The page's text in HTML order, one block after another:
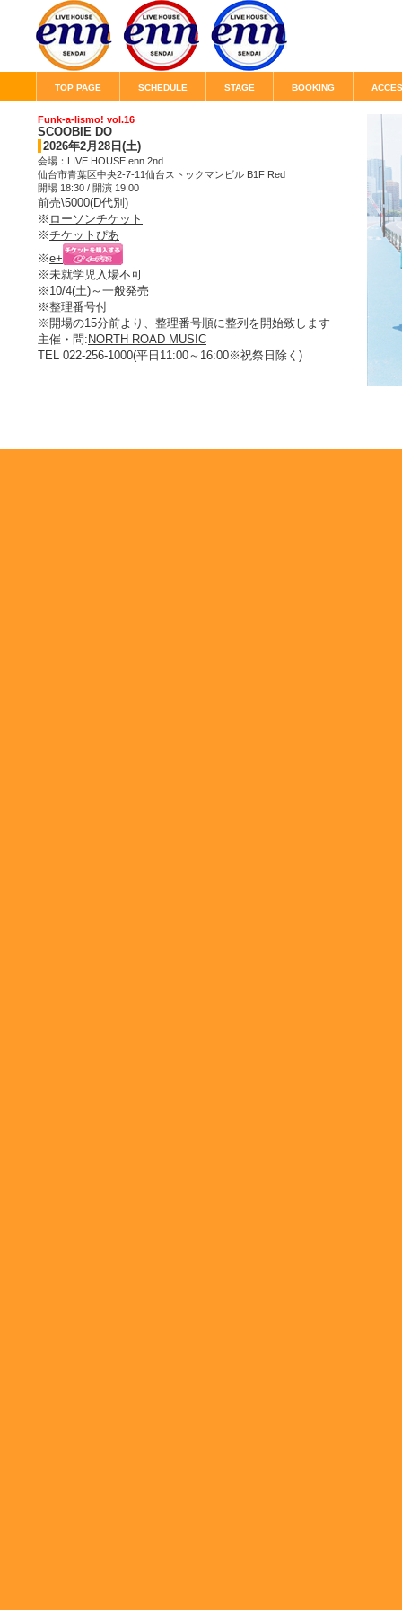
Funk-a-lismo! vol.16
SCOOBIE DO
2026年2月28日(土)
会場：LIVE HOUSE enn 2nd
仙台市青葉区中央2-7-11仙台ストックマンビル B1F Red
開場 18:30 / 開演 19:00
前売\5000(D代別)
※ ローソンチケット
※チケットぴあ
※e+
※未就学児入場不可
※10/4(土)～一般発売
※整理番号付
※開場の15分前より、整理番号順に整列を開始致します
主催・問: NORTH ROAD MUSIC
TEL 022-256-1000(平日11:00～16:00※祝祭日除く)
TOP PAGE SCHEDULE STAGE BOOKING